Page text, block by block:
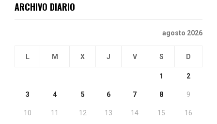
ARCHIVO DIARIO
agosto 2026
L M X J V S D
1 2
3 4 5 6 7 8 9
10 11 12 13 14 15 16